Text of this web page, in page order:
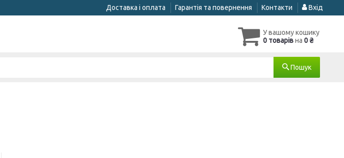
Доставка і оплата Гарантія та повернення Контакти Вхід
У вашому кошику
0 товарівна 0 ₴
Пошук